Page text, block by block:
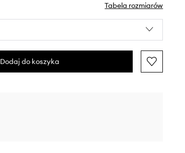
Tabela rozmiarów
Dodaj do koszyka